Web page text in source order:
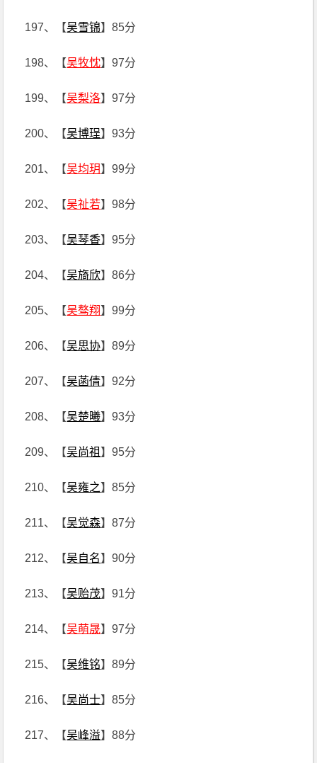
197、【吴雪锦】85分
198、【吴牧忱】97分
199、【吴梨洛】97分
200、【吴博珵】93分
201、【吴均玥】99分
202、【吴祉若】98分
203、【吴琴香】95分
204、【吴旖欣】86分
205、【吴骜翔】99分
206、【吴思协】89分
207、【吴菡倩】92分
208、【吴楚曦】93分
209、【吴尚祖 】95分
210、【吴雍之】85分
211、【吴觉森】87分
212、【吴自名】90分
213、【吴贻茂】91分
214、【吴萌晟】97分
215、【吴维铭】89分
216、【吴尚士】85分
217、【吴峰溢】88分